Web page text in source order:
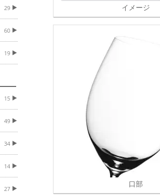
29
60
19
15
49
34
14
27
イメージ
口部